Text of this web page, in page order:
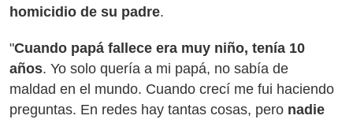
homicidio de su padre.
"Cuando papá fallece era muy niño, tenía 10
años. Yo solo quería a mi papá, no sabía de
maldad en el mundo. Cuando crecí me fui haciendo
preguntas. En redes hay tantas cosas, pero nadie